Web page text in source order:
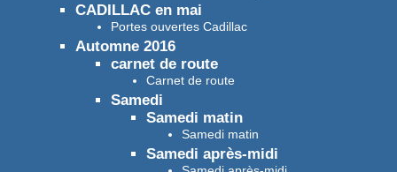
CADILLAC en mai
Portes ouvertes Cadillac
Automne 2016
carnet de route
Carnet de route
Samedi
Samedi matin
Samedi matin
Samedi après-midi